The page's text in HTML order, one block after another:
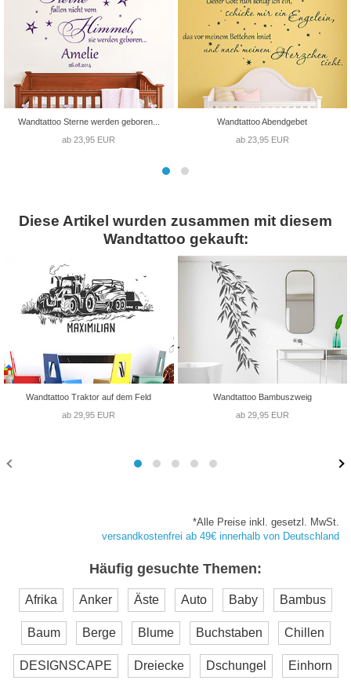
Wandtattoo Sterne werden geboren...
ab 23,95 EUR
Wandtattoo Abendgebet
ab 23,95 EUR
Diese Artikel wurden zusammen mit diesem
Wandtattoo gekauft:
Wandtattoo Traktor auf dem Feld
ab 29,95 EUR
Wandtattoo Bambuszweig
ab 29,95 EUR
*Alle Preise inkl. gesetzl. MwSt.
versandkostenfrei ab 49€ innerhalb von Deutschland
Häufig gesuchte Themen:
Afrika Anker Äste Auto Baby Bambus
Baum Berge Blume Buchstaben Chillen
DESIGNSCAPE Dreiecke Dschungel Einhorn